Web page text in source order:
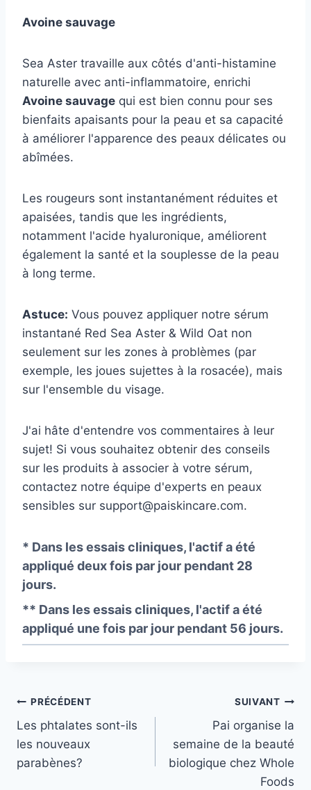
Avoine sauvage
Sea Aster travaille aux côtés d'anti-histamine
naturelle avec anti-inflammatoire, enrichi
Avoine sauvage qui est bien connu pour ses
bienfaits apaisants pour la peau et sa capacité
à améliorer l'apparence des peaux délicates ou
abîmées.
Les rougeurs sont instantanément réduites et
apaisées, tandis que les ingrédients,
notamment l'acide hyaluronique, améliorent
également la santé et la souplesse de la peau
à long terme.
Astuce: Vous pouvez appliquer notre sérum
instantané Red Sea Aster & Wild Oat non
seulement sur les zones à problèmes (par
exemple, les joues sujettes à la rosacée), mais
sur l'ensemble du visage.
J'ai hâte d'entendre vos commentaires à leur
sujet! Si vous souhaitez obtenir des conseils
sur les produits à associer à votre sérum,
contactez notre équipe d'experts en peaux
sensibles sur support@paiskincare.com.
* Dans les essais cliniques, l'actif a été
appliqué deux fois par jour pendant 28
jours.
** Dans les essais cliniques, l'actif a été
appliqué une fois par jour pendant 56 jours.
Navigation
de
l’article
PRÉCÉDENT
Les phtalates sont-ils
les nouveaux
parabènes?
SUIVANT
Pai organise la
semaine de la beauté
biologique chez Whole
Foods